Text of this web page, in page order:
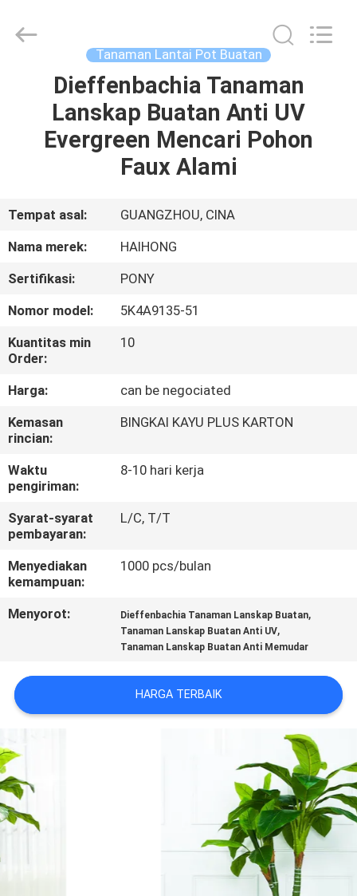
RUMAH
PRODUK
TENTANG
TUR
PABRIK
KONTROL
KUALITAS
HUBUNGI
KAMI
BERITA
PENAWARAN
HARGA
SITEMAP
KEBIJAKAN
PRIVASI
Factory.
Tanaman Lantai Pot Buatan
Dieffenbachia Tanaman
Lanskap Buatan Anti UV
Evergreen Mencari Pohon
Faux Alami
Tempat asal:
GUANGZHOU, CINA
Nama merek:
HAIHONG
Sertifikasi:
PONY
Nomor model:
5K4A9135-51
Kuantitas min
Order:
10
Harga:
can be negociated
Kemasan
rincian:
BINGKAI KAYU PLUS KARTON
Waktu
pengiriman:
8-10 hari kerja
Syarat-syarat
pembayaran:
L/C, T/T
Menyediakan
kemampuan:
1000 pcs/bulan
Menyorot: Dieffenbachia Tanaman Lanskap Buatan,
Tanaman Lanskap Buatan Anti UV,
Tanaman Lanskap Buatan Anti Memudar
HARGA TERBAIK